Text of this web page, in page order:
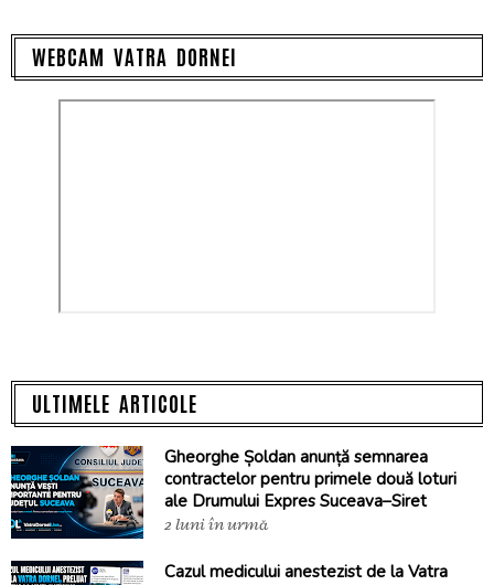
WEBCAM VATRA DORNEI
ULTIMELE ARTICOLE
Gheorghe Șoldan anunță semnarea
contractelor pentru primele două loturi
ale Drumului Expres Suceava–Siret
2 luni în urmă
Cazul medicului anestezist de la Vatra